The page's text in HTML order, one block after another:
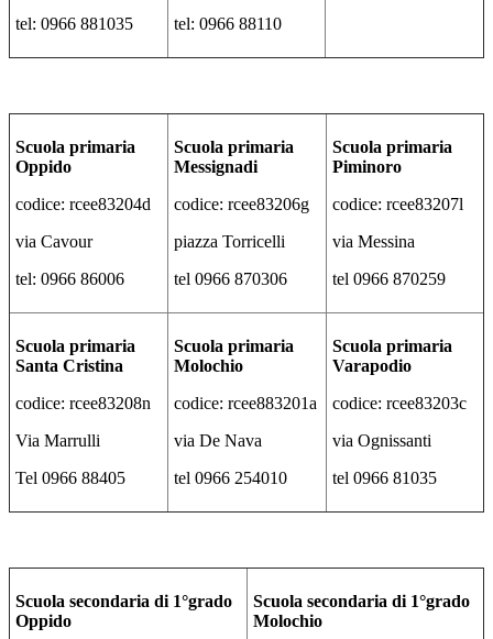
tel: 0966 881035
tel: 0966 88110
Scuola primaria
Oppido
codice: rcee83204d
via Cavour
tel: 0966 86006
Scuola primaria
Messignadi
codice: rcee83206g
piazza Torricelli
tel 0966 870306
Scuola primaria
Piminoro
codice: rcee83207l
via Messina
tel 0966 870259
Scuola primaria
Santa Cristina
codice: rcee83208n
Via Marrulli
Tel 0966 88405
Scuola primaria
Molochio
codice: rcee883201a
via De Nava
tel 0966 254010
Scuola primaria
Varapodio
codice: rcee83203c
via Ognissanti
tel 0966 81035
Scuola secondaria di 1°grado
Oppido
Scuola secondaria di 1°grado
Molochio